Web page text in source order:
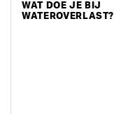
WAT DOE JE BIJ
WATEROVERLAST?